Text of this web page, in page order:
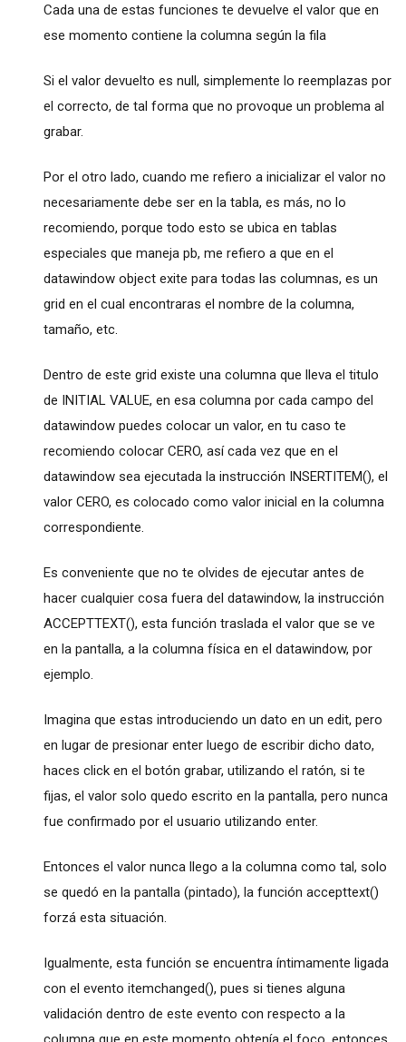
Cada una de estas funciones te devuelve el valor que en
ese momento contiene la columna según la fila
Si el valor devuelto es null, simplemente lo reemplazas por
el correcto, de tal forma que no provoque un problema al
grabar.
Por el otro lado, cuando me refiero a inicializar el valor no
necesariamente debe ser en la tabla, es más, no lo
recomiendo, porque todo esto se ubica en tablas
especiales que maneja pb, me refiero a que en el
datawindow object exite para todas las columnas, es un
grid en el cual encontraras el nombre de la columna,
tamaño, etc.
Dentro de este grid existe una columna que lleva el titulo
de INITIAL VALUE, en esa columna por cada campo del
datawindow puedes colocar un valor, en tu caso te
recomiendo colocar CERO, así cada vez que en el
datawindow sea ejecutada la instrucción INSERTITEM(), el
valor CERO, es colocado como valor inicial en la columna
correspondiente.
Es conveniente que no te olvides de ejecutar antes de
hacer cualquier cosa fuera del datawindow, la instrucción
ACCEPTTEXT(), esta función traslada el valor que se ve
en la pantalla, a la columna física en el datawindow, por
ejemplo.
Imagina que estas introduciendo un dato en un edit, pero
en lugar de presionar enter luego de escribir dicho dato,
haces click en el botón grabar, utilizando el ratón, si te
fijas, el valor solo quedo escrito en la pantalla, pero nunca
fue confirmado por el usuario utilizando enter.
Entonces el valor nunca llego a la columna como tal, solo
se quedó en la pantalla (pintado), la función accepttext()
forzá esta situación.
Igualmente, esta función se encuentra íntimamente ligada
con el evento itemchanged(), pues si tienes alguna
validación dentro de este evento con respecto a la